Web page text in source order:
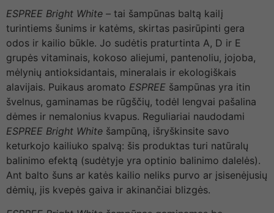
ESPREE Bright White – tai šampūnas baltą kailį
turintiems šunims ir katėms, skirtas pasirūpinti gera
odos ir kailio būkle. Jo sudėtis praturtinta A, D ir E
grupės vitaminais, kokoso aliejumi, pantenoliu, jojoba,
mėlynių antioksidantais, mineralais ir ekologiškais
alavijais. Puikaus aromato ESPREE šampūnas yra itin
švelnus, gaminamas be rūgščių, todėl lengvai pašalina
dėmes ir nemalonius kvapus. Reguliariai naudodami
ESPREE Bright White šampūną, išryškinsite savo
keturkojo kailiuko spalvą: šis produktas turi natūralų
balinimo efektą (sudėtyje yra optinio balinimo dalelės).
Ant balto šuns ar katės kailio neliks purvo ar įsisenėjusių
dėmių, jis kvepės gaiva ir akinančiai blizgės.